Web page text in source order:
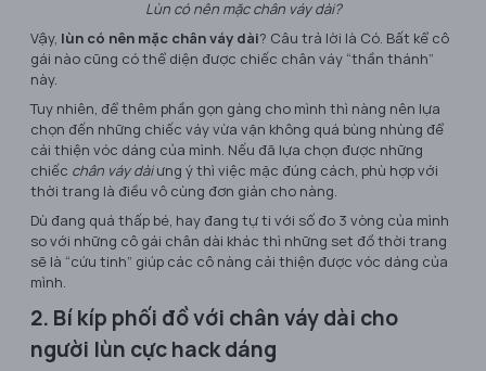
Lùn có nên mặc chân váy dài?
Vậy, lùn có nên mặc chân váy dài? Câu trả lời là Có. Bất kể cô
gái nào cũng có thể diện được chiếc chân váy “thần thánh”
này.
Tuy nhiên, để thêm phần gọn gàng cho mình thì nàng nên lựa
chọn đến những chiếc váy vừa vặn không quá bùng nhùng để
cải thiện vóc dáng của mình. Nếu đã lựa chọn được những
chiếc chân váy dàiưng ý thì việc mặc đúng cách, phù hợp với
thời trang là điều vô cùng đơn giản cho nàng.
Dù đang quá thấp bé, hay đang tự ti với số đo 3 vòng của mình
so với những cô gái chân dài khác thì những set đồ thời trang
sẽ là “cứu tinh” giúp các cô nàng cải thiện được vóc dáng của
mình.
2. Bí kíp phối đồ với chân váy dài cho
người lùn cực hack dáng